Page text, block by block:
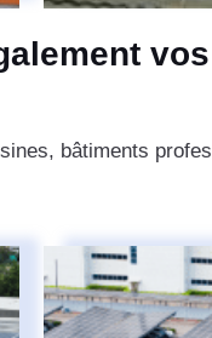
bâtiments